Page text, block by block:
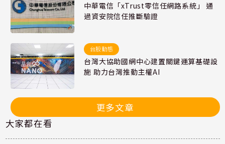
中華電信「xTrust零信任網路系統」 通
過資安院信任推斷驗證
台股動態
台灣大協助國網中心建置關鍵運算基礎設
施 助力台灣推動主權AI
更多文章
大家都在看